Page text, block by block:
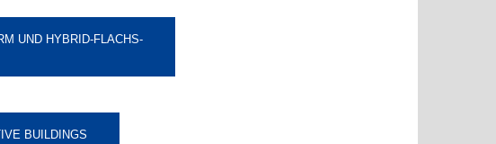
UND HYBRID-FLACHS-
BUILDINGS